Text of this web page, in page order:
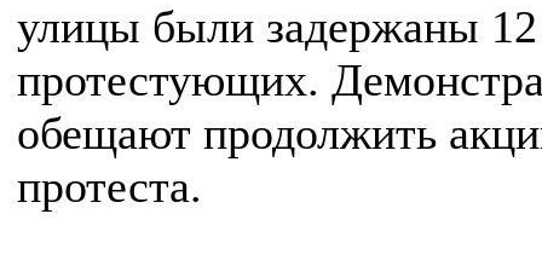
улицы были задержаны 12
протестующих.
обещают продолжить
протеста.